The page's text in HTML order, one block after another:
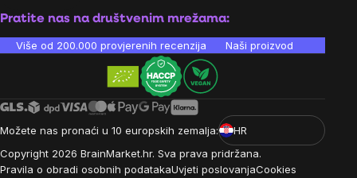
Pratite nas na društvenim mrežama:
Više od 200.000 provjerenih recenzija Naši proizvodi su
Možete nas pronaći u 10 europskih zemalja:
HR
Copyright 2026 BrainMarket.hr. Sva prava pridržana.
Pravila o obradi osobnih podatakaUvjeti poslovanjaCookies